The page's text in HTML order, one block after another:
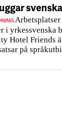
i yrkessvenska
Hotel Friends
på